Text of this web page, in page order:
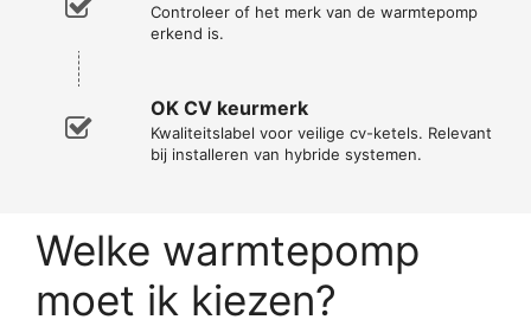
Controleer of het merk van de warmtepomp
erkend is.
OK CV keurmerk
Kwaliteitslabel voor veilige cv-ketels. Relevant
bij installeren van hybride systemen.
Welke warmtepomp
moet ik kiezen?